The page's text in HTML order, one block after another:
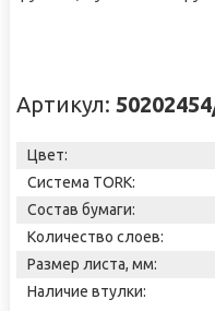
Артикул:
Цвет:
Система TORK:
Состав бумаги:
Количество слоев:
Размер листа, мм:
Наличие втулки: